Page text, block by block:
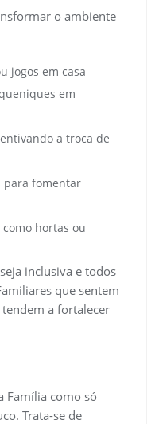
o ambiente
jogos em casa
em
a troca de
para fomentar
hortas ou
inclusiva e todos
que sentem
a fortalecer
Família como só
Trata-se de